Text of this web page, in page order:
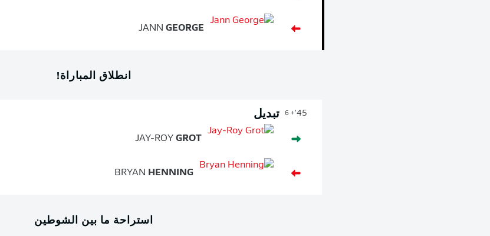
JANN GEORGE
انطلاق المباراة!
45'
+ 6 تبديل
JAY-ROY GROT
BRYAN HENNING
استراحة ما بين الشوطين